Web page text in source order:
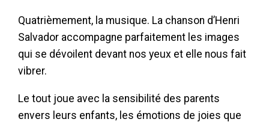
Quatrièmement, la musique. La chanson d’Henri
Salvador accompagne parfaitement les images
qui se dévoilent devant nos yeux et elle nous fait
vibrer.
Le tout joue avec la sensibilité des parents
envers leurs enfants, les émotions de joies que